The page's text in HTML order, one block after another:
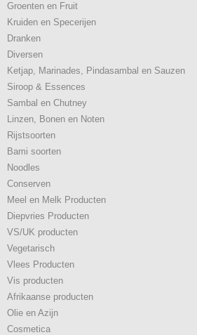
Groenten en Fruit
Kruiden en Specerijen
Dranken
Diversen
Ketjap, Marinades, Pindasambal en Sauzen
Siroop & Essences
Sambal en Chutney
Linzen, Bonen en Noten
Rijstsoorten
Bami soorten
Noodles
Conserven
Meel en Melk Producten
Diepvries Producten
VS/UK producten
Vegetarisch
Vlees Producten
Vis producten
Afrikaanse producten
Olie en Azijn
Cosmetica